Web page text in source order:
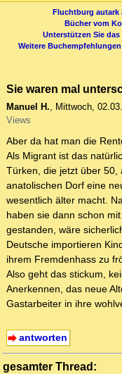
Fluchtburg autark
Bücher vom
Unterstützen Sie das
Weitere Buchempfehlungen
Sie waren mal
Manuel H., Mittwoch,
Views
Aber da hat man die
Als Migrant ist das
Türken, die jetzt über 50,
anatolischen Dorf eine
wesentlich älter macht.
haben sie dann schon
gestanden, wäre
Deutsche importieren
ihrem Fremdenhass zu
Also geht das stickum,
Anerkennen, das neue
Gastarbeiter in ihre
antworten
gesamter Thread: